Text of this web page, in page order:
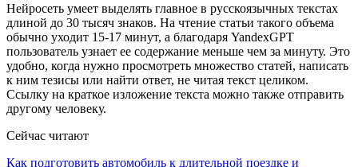
Нейросеть умеет выделять главное в русскоязычных текстах
длиной до 30 тысяч знаков. На чтение статьи такого объема
обычно уходит 15-17 минут, а благодаря YandexGPT
пользователь узнает ее содержание меньше чем за минуту. Это
удобно, когда нужно просмотреть множество статей, написать
к ним тезисы или найти ответ, не читая текст целиком.
Ссылку на краткое изложение текста можно также отправить
другому человеку.
Сейчас читают
Как подготовить автомобиль к длительной поездке и